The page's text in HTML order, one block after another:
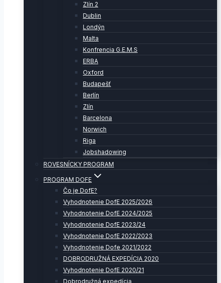
Zlín 2
Dublin
Londýn
Malta
Konfrencia G.E.M.S
ERBA
Oxford
Budapešť
Berlín
Zlín
Barcelona
Norwich
Riga
Jobshadowing
ROVESNÍCKY PROGRAM
PROGRAM DOFE
Čo je DofE?
Vyhodnotenie DofE 2025/2026
Vyhodnotenie DofE 2024/2025
Vyhodnotenie DofE 2023/24
Vyhodnotenie DofE 2022/2023
Vyhodnotenie Dofe 2021/2022
DOBRODRUŽNÁ EXPEDÍCIA 2020
Vyhodnotenie DofE 2020/21
Dobrodružná expedícia